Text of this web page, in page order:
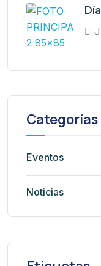
Categorías
Eventos
Noticias